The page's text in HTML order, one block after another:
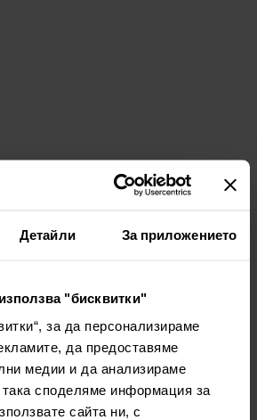
Детайли За приложението
"бисквитки"
за да персонализираме
да предоставяме
медии и да анализираме
споделяме информация за
сайта ни, с